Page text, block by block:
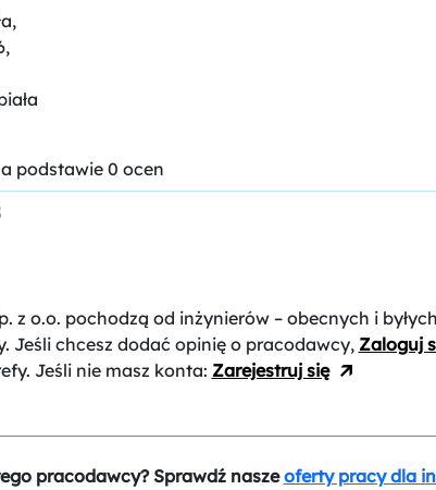
podstawie 0 ocen
z o.o. pochodzą od inżynierów – obecnych i byłych
Jeśli chcesz dodać opinię o pracodawcy, Zaloguj
Jeśli nie masz konta: Zarejestruj się
pracodawcy? Sprawdź naszeoferty pracy dla